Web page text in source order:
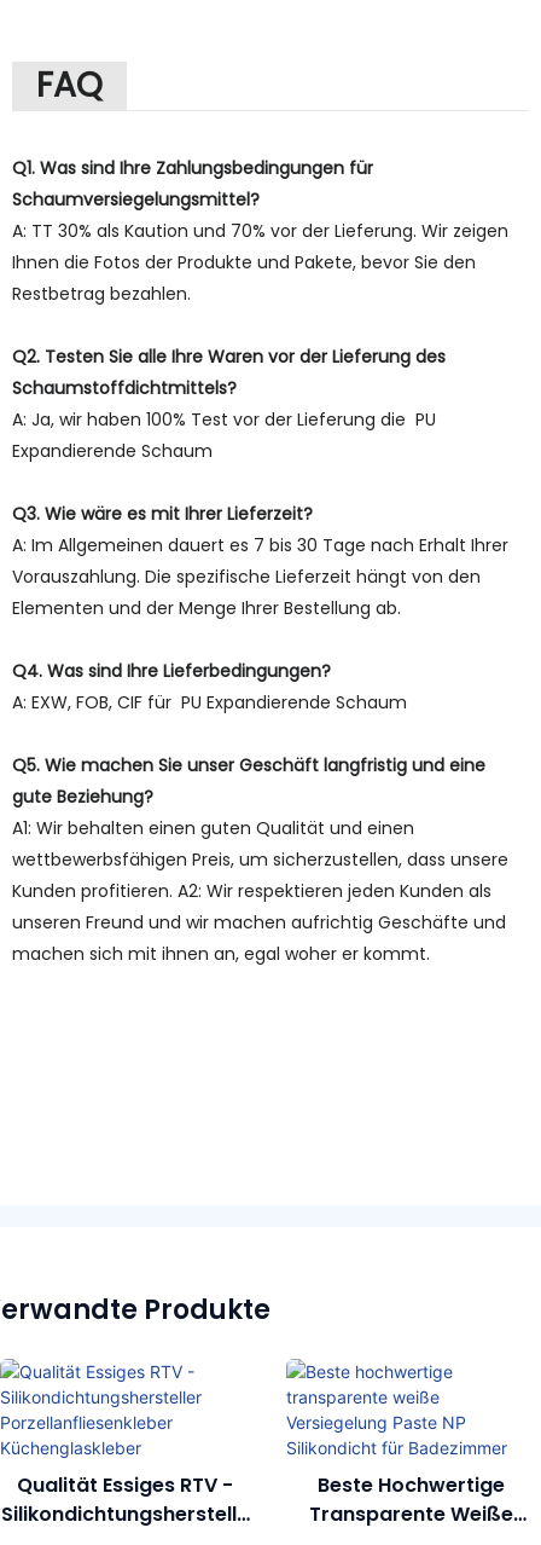
FAQ
Q1. Was sind Ihre Zahlungsbedingungen für
Schaumversiegelungsmittel?
A: TT 30% als Kaution und 70% vor der Lieferung. Wir zeigen
Ihnen die Fotos der Produkte und Pakete, bevor Sie den
Restbetrag bezahlen.
Q2. Testen Sie alle Ihre Waren vor der Lieferung des
Schaumstoffdichtmittels?
A: Ja, wir haben 100% Test vor der Lieferung die PU
Expandierende Schaum
Q3. Wie wäre es mit Ihrer Lieferzeit?
A: Im Allgemeinen dauert es 7 bis 30 Tage nach Erhalt Ihrer
Vorauszahlung. Die spezifische Lieferzeit hängt von den
Elementen und der Menge Ihrer Bestellung ab.
Q4. Was sind Ihre Lieferbedingungen?
A: EXW, FOB, CIF für PU Expandierende Schaum
Q5. Wie machen Sie unser Geschäft langfristig und eine
gute Beziehung?
A1: Wir behalten einen guten Qualität und einen
wettbewerbsfähigen Preis, um sicherzustellen, dass unsere
Kunden profitieren. A2: Wir respektieren jeden Kunden als
unseren Freund und wir machen aufrichtig Geschäfte und
machen sich mit ihnen an, egal woher er kommt.
Produkte
Qualität Essiges RTV -
Silikondichtungsherstelle
Beste Hochwertige
Transparente Weiße